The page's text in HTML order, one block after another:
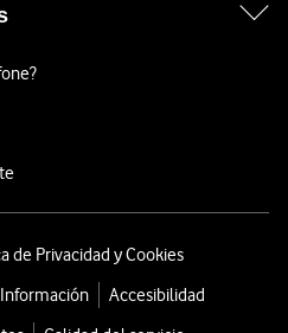
de Privacidad y Cookies
Accesibilidad